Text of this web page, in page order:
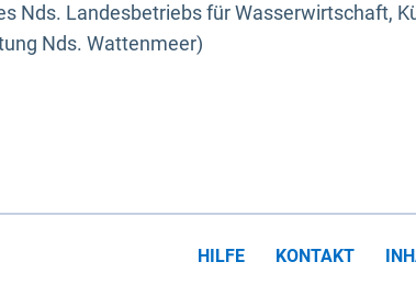
Nds. Landesbetriebs für Wasserwirtschaft,
Nds. Wattenmeer)
HILFE KONTAKT